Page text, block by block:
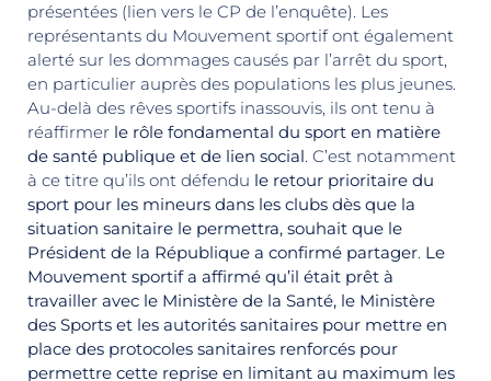
présentées (lien vers le CP de l’enquête). Les
représentants du Mouvement sportif ont également
alerté sur les dommages causés par l’arrêt du sport,
en particulier auprès des populations les plus jeunes.
Au-delà des rêves sportifs inassouvis, ils ont tenu à
réaffirmer le rôle fondamental du sport en matière
de santé publique et de lien social. C’est notamment
à ce titre qu’ils ont défendu le retour prioritaire du
sport pour les mineurs dans les clubs dès que la
situation sanitaire le permettra, souhait que le
Président de la République a confirmé partager. Le
Mouvement sportif a affirmé qu’il était prêt à
travailler avec le Ministère de la Santé, le Ministère
des Sports et les autorités sanitaires pour mettre en
place des protocoles sanitaires renforcés pour
permettre cette reprise en limitant au maximum les